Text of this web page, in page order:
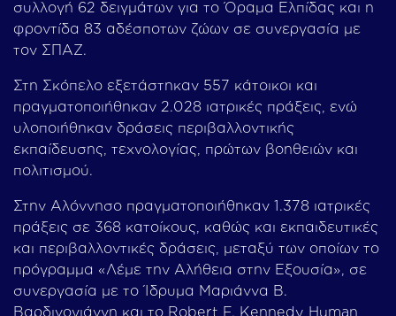
συλλογή 62 δειγμάτων για το Όραμα Ελπίδας και η
φροντίδα 83 αδέσποτων ζώων σε συνεργασία με
τον ΣΠΑΖ.
Στη Σκόπελο εξετάστηκαν 557 κάτοικοι και
πραγματοποιήθηκαν 2.028 ιατρικές πράξεις, ενώ
υλοποιήθηκαν δράσεις περιβαλλοντικής
εκπαίδευσης, τεχνολογίας, πρώτων βοηθειών και
πολιτισμού.
Στην Αλόννησο πραγματοποιήθηκαν 1.378 ιατρικές
πράξεις σε 368 κατοίκους, καθώς και εκπαιδευτικές
και περιβαλλοντικές δράσεις, μεταξύ των οποίων το
πρόγραμμα «Λέμε την Αλήθεια στην Εξουσία», σε
συνεργασία με το Ίδρυμα Μαριάννα Β.
Βαρδινογιάννη και το Robert F. Kennedy Human